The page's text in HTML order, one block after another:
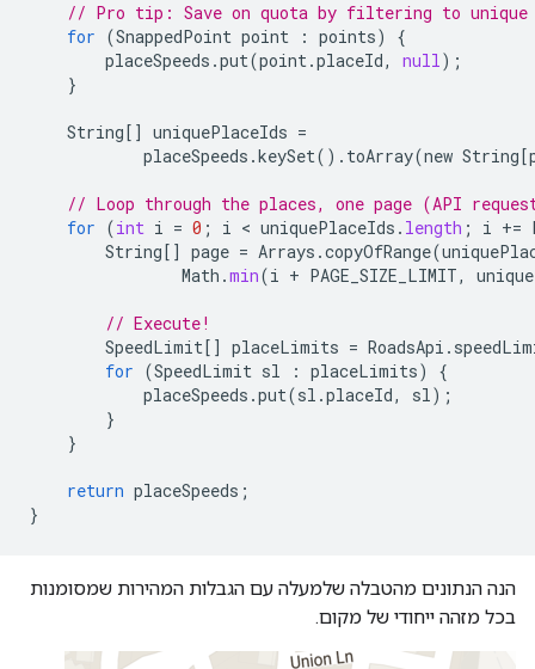
// Pro tip: Save on quota by filtering to unique
for (SnappedPoint point : points)
{
placeSpeeds .put(point.placeId, null);
}
String[] uniquePlaceIds =
placeSpeeds .keySet(). toArray(new String[
// Loop through the places, one page (API
for (int i = 0 ; i < uniquePlaceIds . length ; i +=
String[] page = Arrays .copyOfRange(
Math .min(i + PAGE_SIZE_LIMIT,
// Execute!
SpeedLimit[] placeLimits = RoadsApi .
for (SpeedLimit sl : placeLimits)
{
placeSpeeds .put(sl .placeId, sl);
}
}
return placeSpeeds ;
}
הנה הנתונים מהטבלה שלמעלה עם הגבלות המהירות שמסומנות
בכל מזהה ייחודי של מקום.